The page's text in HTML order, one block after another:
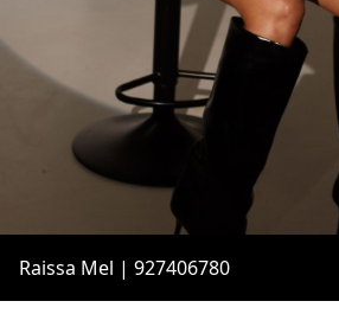
Raissa Mel | 927406780